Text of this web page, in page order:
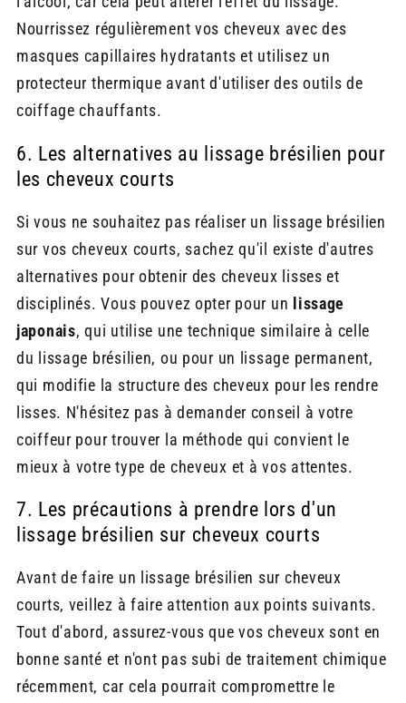
Nourrissez régulièrement vos cheveux avec des
masques capillaires hydratants et utilisez un
protecteur thermique avant d'utiliser des outils de
coiffage chauffants.
6. Les alternatives au lissage brésilien pour
les cheveux courts
Si vous ne souhaitez pas réaliser un lissage brésilien
sur vos cheveux courts, sachez qu'il existe d'autres
alternatives pour obtenir des cheveux lisses et
disciplinés. Vous pouvez opter pour un lissage
japonais, qui utilise une technique similaire à celle
du lissage brésilien, ou pour un lissage permanent,
qui modifie la structure des cheveux pour les rendre
lisses. N'hésitez pas à demander conseil à votre
coiffeur pour trouver la méthode qui convient le
mieux à votre type de cheveux et à vos attentes.
7. Les précautions à prendre lors d'un
lissage brésilien sur cheveux courts
Avant de faire un lissage brésilien sur cheveux
courts, veillez à faire attention aux points suivants.
Tout d'abord, assurez-vous que vos cheveux sont en
bonne santé et n'ont pas subi de traitement chimique
récemment, car cela pourrait compromettre le